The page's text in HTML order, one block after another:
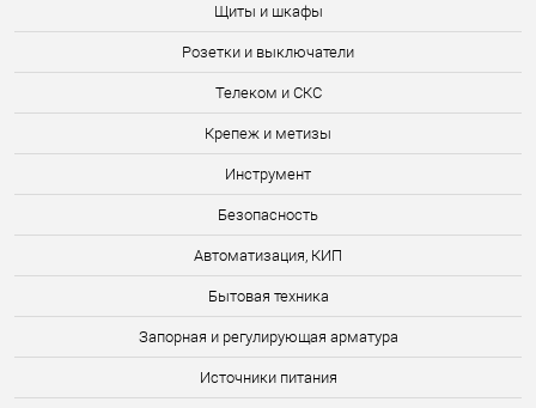
Щиты и шкафы
Розетки и выключатели
Телеком и СКС
Крепеж и метизы
Инструмент
Безопасность
Автоматизация, КИП
Бытовая техника
Запорная и регулирующая арматура
Источники питания